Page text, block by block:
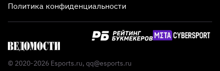
Политика конфиденциальности
© 2020-2026 Esports.ru, qq@esports.ru